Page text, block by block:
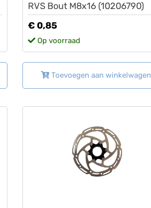
RVS Bout M8x16 (10206790)
€ 0,85
Op voorraad
Toevoegen aan winkelwagen